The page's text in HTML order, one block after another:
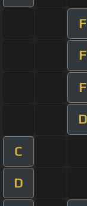
F
F
F
D
C
D